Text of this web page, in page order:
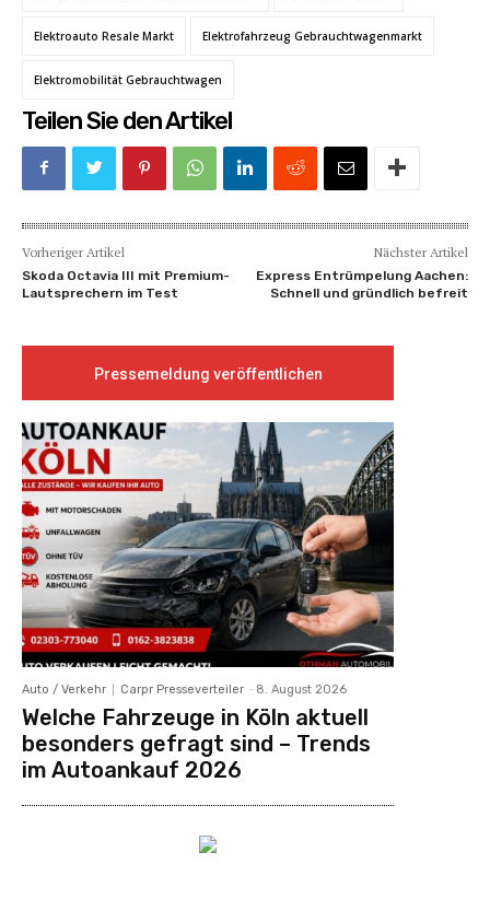
Elektroauto Resale Markt Elektrofahrzeug Gebrauchtwagenmarkt
Elektromobilität Gebrauchtwagen
Teilen Sie den Artikel
Vorheriger Artikel
Skoda Octavia III mit Premium-
Lautsprechern im Test
Nächster Artikel
Express Entrümpelung Aachen:
Schnell und gründlich befreit
Pressemeldung veröffentlichen
Auto / Verkehr Carpr Presseverteiler - 8. August 2026
Welche Fahrzeuge in Köln aktuell
besonders gefragt sind – Trends
im Autoankauf 2026